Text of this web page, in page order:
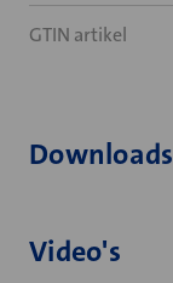
GTIN artikel
Downloads
Video's